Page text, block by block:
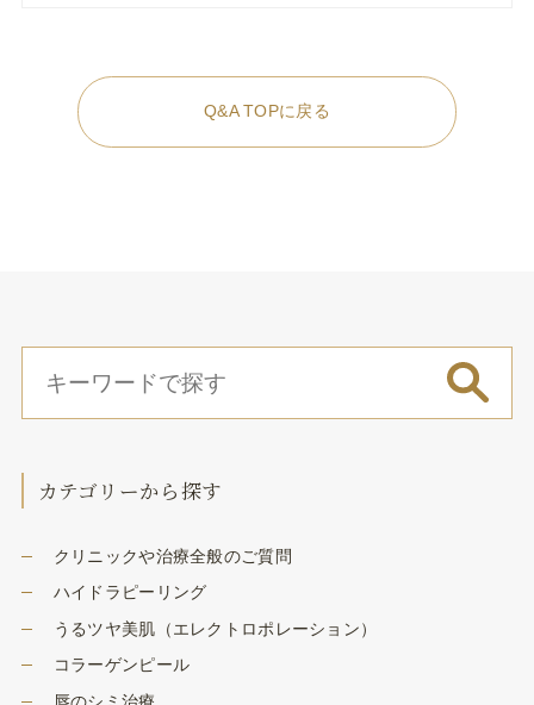
Q&A TOPに戻る
カテゴリーから探す
クリニックや治療全般のご質問
ハイドラピーリング
うるツヤ美肌（エレクトロポレーション）
コラーゲンピール